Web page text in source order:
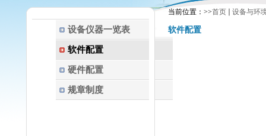
设备仪器一览表
软件配置
硬件配置
规章制度
当前位置： >>首页 设备与环
软件配置